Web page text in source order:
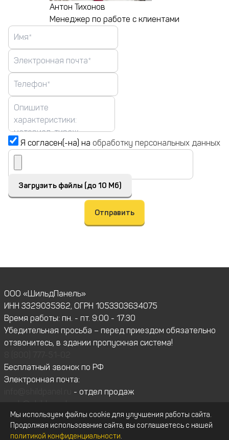
Антон Тихонов
Менеджер по работе с клиентами
Я согласен(-на) на обработку персональных данных
Загрузить файлы (до 10 Мб)
Отправить
ООО «ШильдПанель»
ИНН 3329035362, ОГРН 1053303634075
Время работы: пн. - пт. 9:00 - 17:30
Убедительная просьба – перед приездом обязательно
отзвонитесь, в здании пропускная система!
Бесплатный звонок по РФ
Электронная почта:
- отдел продаж
snab@shildpanel.ru
hr@shildpanel.ru - менеджер по персоналу
Карта сайта
Политика конфиденциальности
Мы используем файлы cookie для улучшения работы сайта.
Продолжая использование сайта, вы соглашаетесь с нашей
политикой конфиденциальности.